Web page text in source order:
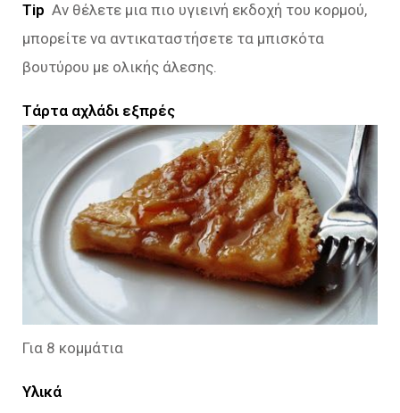
Tip Αν θέλετε μια πιο υγιεινή εκδοχή του κορμού,
μπορείτε να αντικαταστήσετε τα μπισκότα
βουτύρου με ολικής άλεσης.
Τάρτα αχλάδι εξπρές
Για 8 κομμάτια
Υλικά